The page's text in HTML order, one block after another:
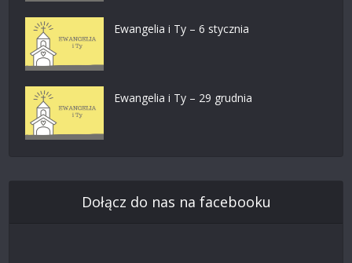
Ewangelia i Ty – 6 stycznia
Ewangelia i Ty – 29 grudnia
Dołącz do nas na facebooku